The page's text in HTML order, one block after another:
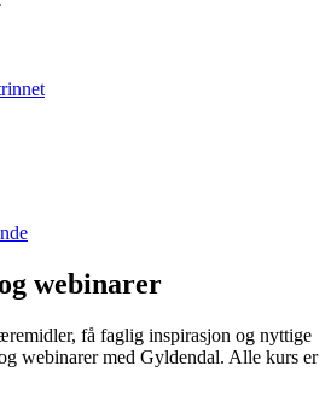
webinarer
få faglig inspirasjon og nyttige
webinarer med Gyldendal. Alle kurs er